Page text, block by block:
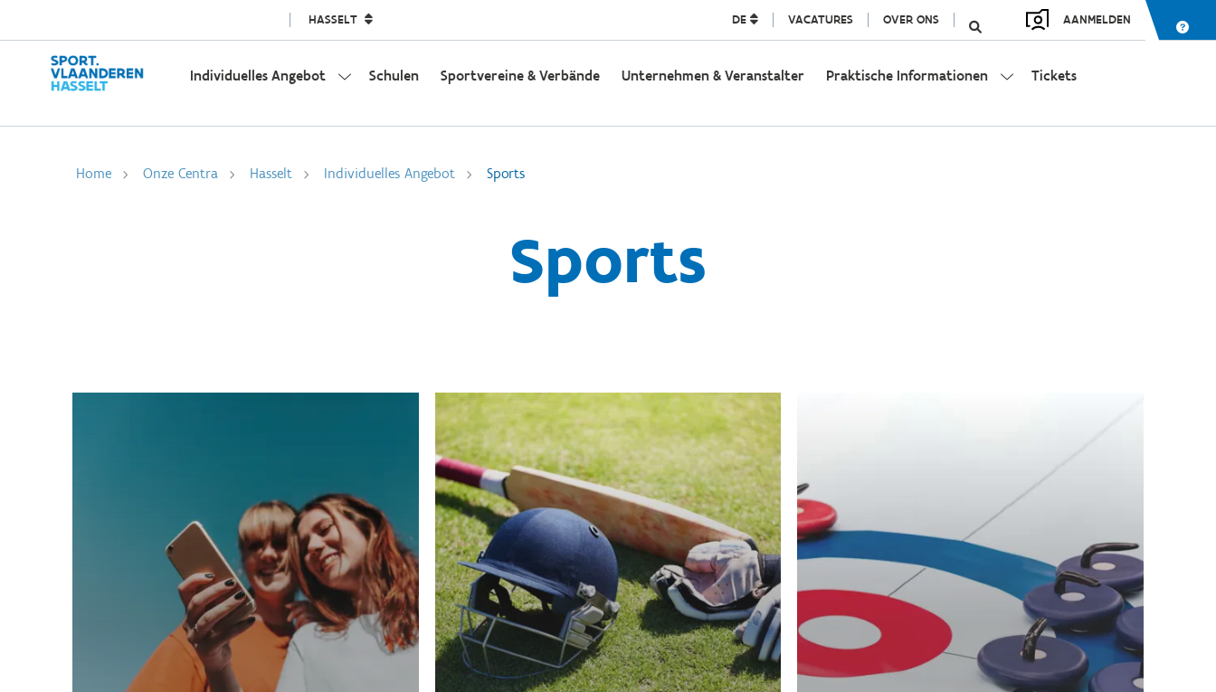
HASSELT DE VACATURES OVER ONS AANMELDEN
Individuelles Angebot Schulen Sportvereine & Verbände Unternehmen & Veranstalter Praktische Informationen Tickets
Home Onze Centra Hasselt Individuelles Angebot Sports
Sports